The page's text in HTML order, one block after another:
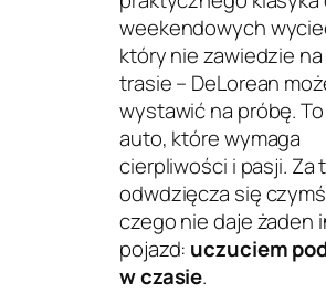
weekendowych
który nie zawiedzie na
trasie – DeLorean
wystawić na próbę. To
auto, które wymaga
cierpliwości i pasji. Za
odwdzięcza się
czego nie daje żaden
pojazd: uczuciem
w czasie.